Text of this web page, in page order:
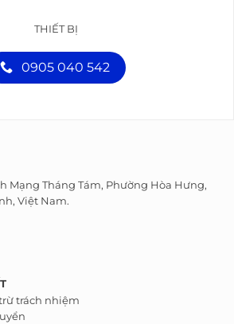
THIẾT BỊ
0905 040 542
Mạng Tháng Tám, Phường Hòa Hưng,
Việt Nam.
trách nhiệm